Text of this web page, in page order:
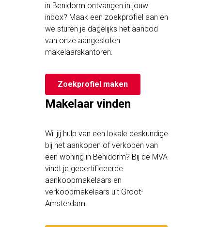
in Benidorm ontvangen in jouw
inbox? Maak een zoekprofiel aan en
we sturen je dagelijks het aanbod
van onze aangesloten
makelaarskantoren.
Zoekprofiel maken
Makelaar vinden
Wil jij hulp van een lokale deskundige
bij het aankopen of verkopen van
een woning in Benidorm? Bij de MVA
vindt je gecertificeerde
aankoopmakelaars en
verkoopmakelaars uit Groot-
Amsterdam.